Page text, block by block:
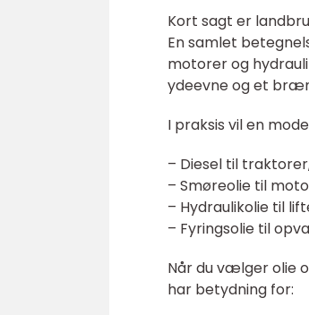
Kort sagt er
En samlet
motorer og
ydeevne og et
I praksis vil en
– Diesel til
– Smøreolie til
– Hydraulikolie til
– Fyringsolie til
Når du vælger olie
har betydning for: